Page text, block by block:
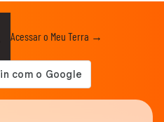
Acessar o Meu Terra →